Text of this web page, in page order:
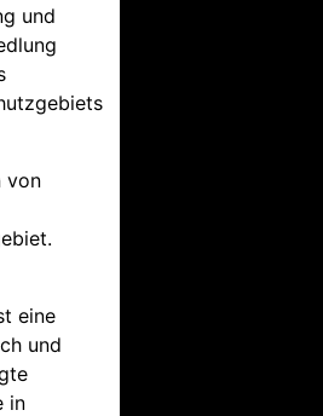
und
von
eine
und
in